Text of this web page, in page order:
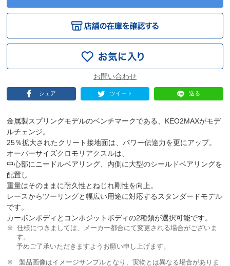
シェア ツイート 送る
金属製スプリングモデルのベンチマークである、KEO2MAXがモデ
ルチェンジ。
25％拡大されたクリート接地面は、パワー伝達力を更にアップ。
オーバーサイズクロモリアクスルは、
中心部にニードルベアリング、内側に大型のシールドベアリングを
配置し
重量はそのままに耐久性とねじれ剛性を向上。
レースからツーリングと幅広い用途に対応するスタンダードモデル
です。
カーボンボディとコンポジットボディの2種類が選択可能です。
仕様につきましては、メーカー都合にて変更される場合がございま
す。
予めご了承いただきますようお願い申し上げます。
製品画像はイメージサンプルとなり、実物とは異なる場合がありま